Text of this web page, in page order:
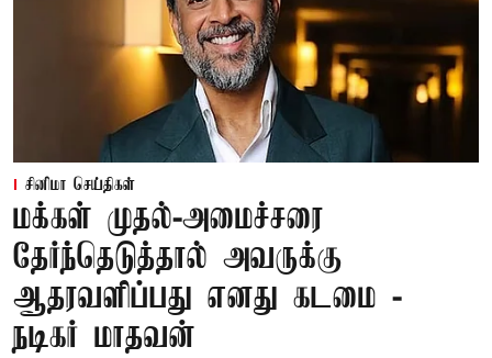
சினிமா செய்திகள்
மக்கள் முதல்-அமைச்சரை
தேர்ந்தெடுத்தால் அவருக்கு
ஆதரவளிப்பது எனது கடமை -
நடிகர் மாதவன்